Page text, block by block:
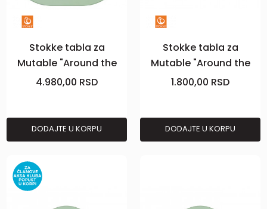
Stokke tabla za
Mutable "Around the
World"
4.980,00 RSD
DODAJTE U KORPU
Stokke tabla za
Mutable "Around the
World"
1.800,00 RSD
DODAJTE U KORPU